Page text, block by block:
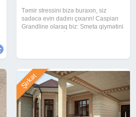
Təmir stressini bizə buraxın, siz
sadəcə evin dadını çıxarın! Caspian
Grandline olaraq biz: Smeta qiymətini
Şirkət